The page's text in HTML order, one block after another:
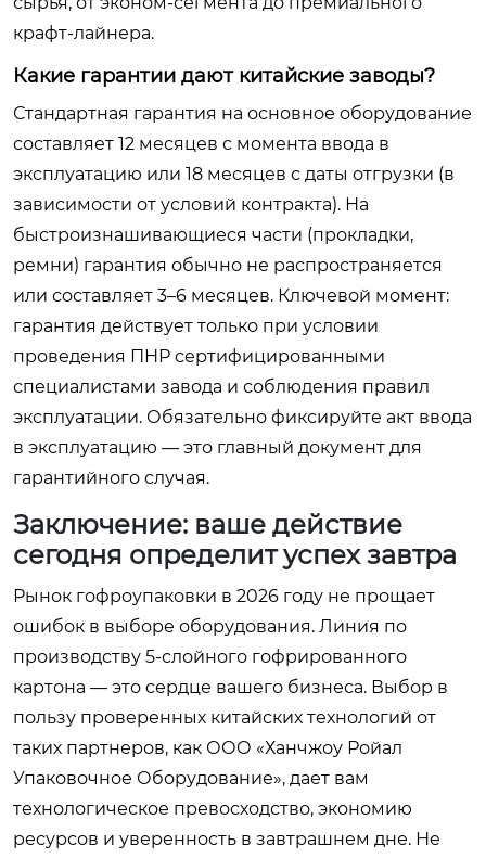
крафт-лайнера.
Какие гарантии дают китайские заводы?
Стандартная гарантия на основное оборудование
составляет 12 месяцев с момента ввода в
эксплуатацию или 18 месяцев с даты отгрузки (в
зависимости от условий контракта). На
быстроизнашивающиеся части (прокладки,
ремни) гарантия обычно не распространяется
или составляет 3–6 месяцев. Ключевой момент:
гарантия действует только при условии
проведения ПНР сертифицированными
специалистами завода и соблюдения правил
эксплуатации. Обязательно фиксируйте акт ввода
в эксплуатацию — это главный документ для
гарантийного случая.
Заключение: ваше действие
сегодня определит успех завтра
Рынок гофроупаковки в 2026 году не прощает
ошибок в выборе оборудования. Линия по
производству 5-слойного гофрированного
картона — это сердце вашего бизнеса. Выбор в
пользу проверенных китайских технологий от
таких партнеров, как ООО «Ханчжоу Ройал
Упаковочное Оборудование», дает вам
технологическое превосходство, экономию
ресурсов и уверенность в завтрашнем дне. Не